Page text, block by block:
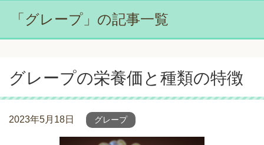
「グレープ」の記事一覧
グレープの栄養価と種類の特徴
2023年5月18日 グレープ